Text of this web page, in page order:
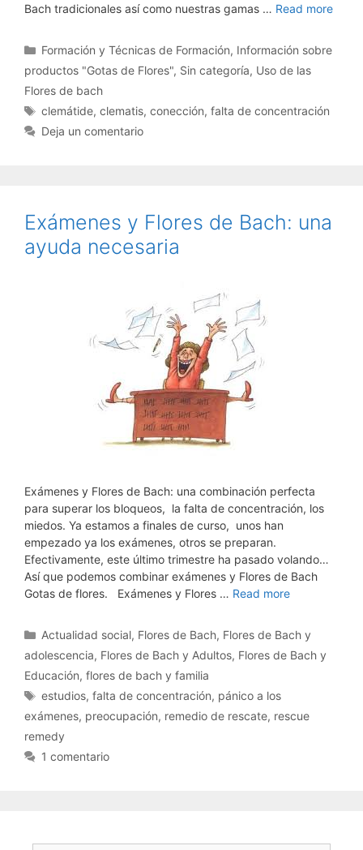
Bach tradicionales así como nuestras gamas … Read more
Categorías
Formación y Técnicas de Formación, Información sobre
productos "Gotas de Flores", Sin categoría, Uso de las
Flores de bach
Etiquetas
clemátide,clematis,conección,falta de concentración
Deja un comentario
Exámenes y Flores de Bach: una
ayuda necesaria
Exámenes y Flores de Bach: una combinación perfecta
para superar los bloqueos, la falta de concentración, los
miedos. Ya estamos a finales de curso, unos han
empezado ya los exámenes, otros se preparan.
Efectivamente, este último trimestre ha pasado volando…
Así que podemos combinar exámenes y Flores de Bach
Gotas de flores. Exámenes y Flores … Read more
Categorías
Actualidad social, Flores de Bach, Flores de Bach y
adolescencia, Flores de Bach y Adultos, Flores de Bach y
Educación, flores de bach y familia
Etiquetas
estudios,falta de concentración, pánico a los
exámenes, preocupación, remedio de rescate, rescue
remedy
1 comentario